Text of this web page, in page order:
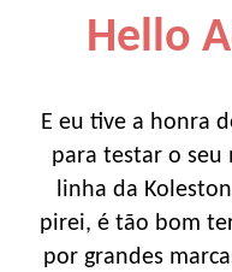
Hello
E eu tive a honra
para testar o seu
linha da
pirei, é tão bom
por grandes